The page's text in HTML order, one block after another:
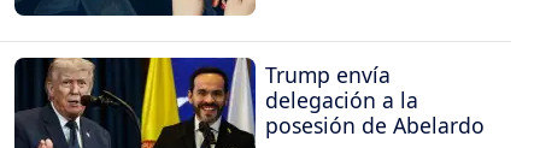
Trump envía
delegación a la
posesión de Abelardo